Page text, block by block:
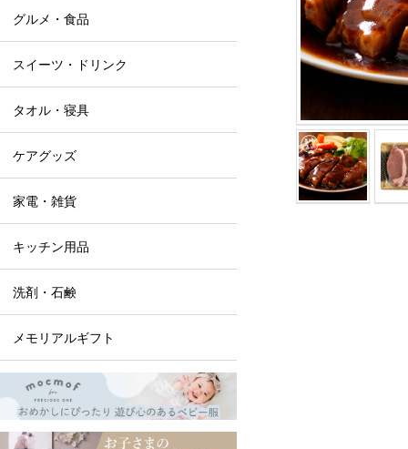
グルメ・食品
スイーツ・ドリンク
タオル・寝具
ケアグッズ
家電・雑貨
キッチン用品
洗剤・石鹸
メモリアルギフト